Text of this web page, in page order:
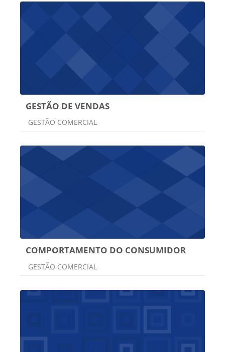
GESTÃO DE VENDAS
Categoria do curso
GESTÃO COMERCIAL
COMPORTAMENTO DO CONSUMIDOR
Categoria do curso
GESTÃO COMERCIAL